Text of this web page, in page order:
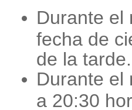
Durante el
fecha de
de la tarde.
Durante
a 20:30